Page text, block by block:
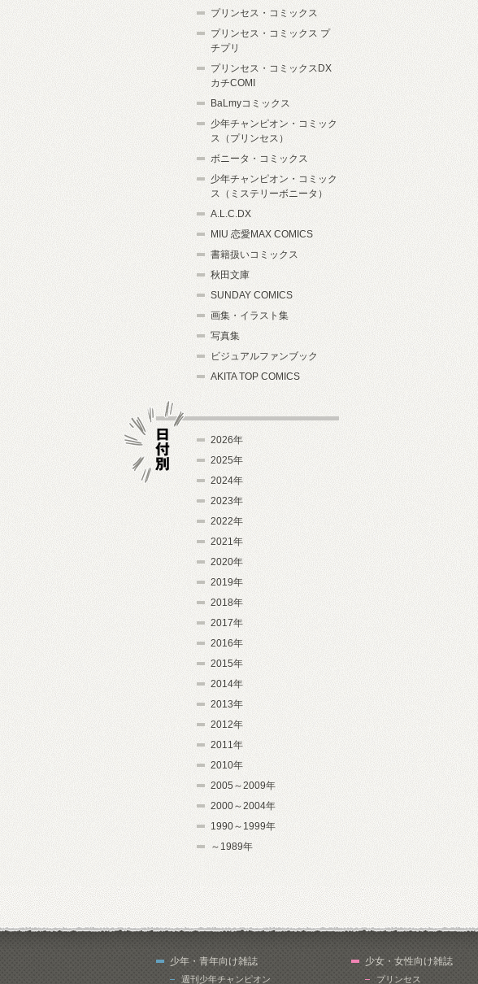
プリンセス・コミックス
プリンセス・コミックス プ
チプリ
プリンセス・コミックスDX
カチCOMI
BaLmyコミックス
少年チャンピオン・コミック
ス（プリンセス）
ボニータ・コミックス
少年チャンピオン・コミック
ス（ミステリーボニータ）
A.L.C.DX
MIU 恋愛MAX COMICS
書籍扱いコミックス
秋田文庫
SUNDAY COMICS
画集・イラスト集
写真集
ビジュアルファンブック
AKITA TOP COMICS
2026年
2025年
2024年
2023年
2022年
2021年
2020年
2019年
2018年
2017年
2016年
2015年
2014年
2013年
2012年
2011年
2010年
2005～2009年
2000～2004年
1990～1999年
～1989年
少年・青年向け雑誌
週刊少年チャンピオン
少女・女性向け雑誌
プリンセス